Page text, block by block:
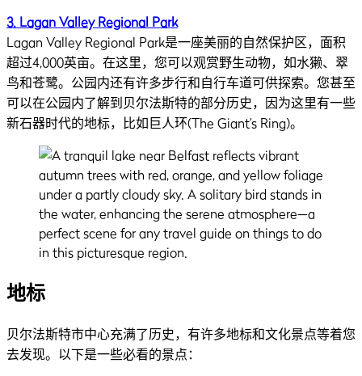
3. Lagan Valley Regional Park
Lagan Valley Regional Park是一座美丽的自然保护区，面积
超过4,000英亩。在这里，您可以观赏野生动物，如水獭、翠
鸟和苍鹭。公园内还有许多步行和自行车道可供探索。您甚至
可以在公园内了解到贝尔法斯特的部分历史，因为这里有一些
新石器时代的地标，比如巨人环(The Giant’s Ring)。
地标
贝尔法斯特市中心充满了历史，有许多地标和文化景点等着您
去发现。以下是一些必看的景点：